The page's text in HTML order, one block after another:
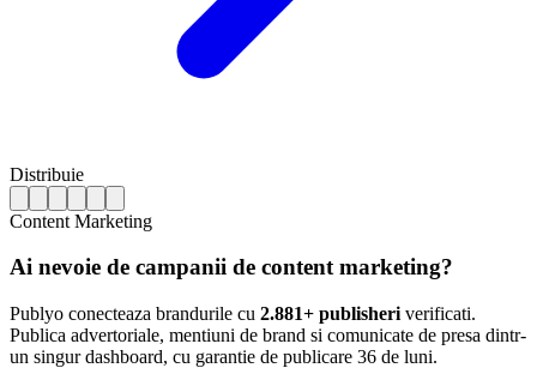
Distribuie
Content Marketing
Ai nevoie de campanii de content marketing?
Publyo conecteaza brandurile cu 2.881+ publisheri verificati.
Publica advertoriale, mentiuni de brand si comunicate de presa dintr-
un singur dashboard, cu garantie de publicare 36 de luni.